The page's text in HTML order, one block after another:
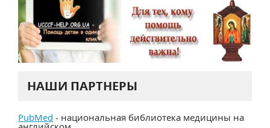
НАШИ ПАРТНЕРЫ
PubMed - национальная библиотека медицины на